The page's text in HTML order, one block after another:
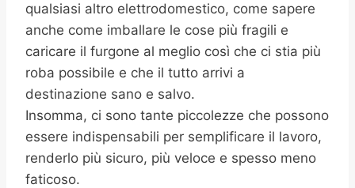
qualsiasi altro elettrodomestico, come sapere
anche come imballare le cose più fragili e
caricare il furgone al meglio così che ci stia più
roba possibile e che il tutto arrivi a
destinazione sano e salvo.
Insomma, ci sono tante piccolezze che possono
essere indispensabili per semplificare il lavoro,
renderlo più sicuro, più veloce e spesso meno
faticoso.